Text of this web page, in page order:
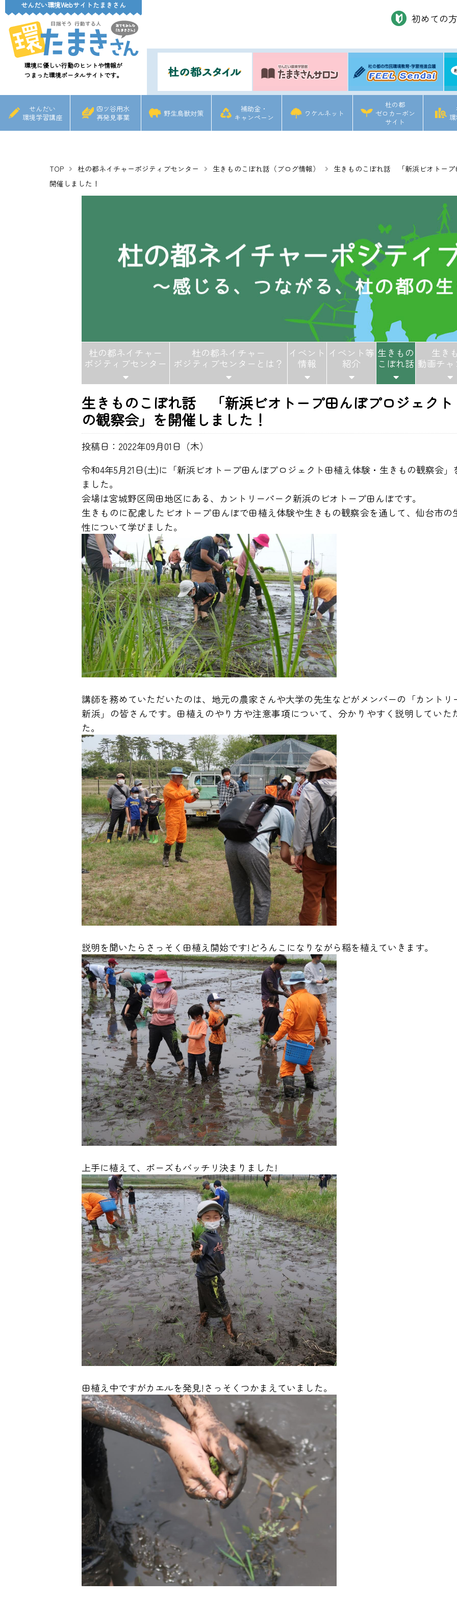
せんだい環境Webサイトたまきさん
環境に優しい行動のヒントや情報が
つまった環境ポータルサイトです。
初めての
せんだい
環境学習講座
四ツ谷用水
再発見事業
野生鳥獣対策
補助金・
キャンペーン
ワケルネット
杜の都
ゼロカーボン
サイト
TOP 杜の都ネイチャーポジティブセンター 生きものこぼれ話（ブログ情報）
生きものこぼれ話 「新浜ビオトー
開催しました！
杜の都ネイチャー
ポジティブセンター
杜の都ネイチャー
ポジティブセンターとは？
イベント
情報
イベント等
紹介
生きもの
こぼれ話
生き
動画チ
生きものこぼれ話 「新浜ビオトープ田んぼプロジェク
の観察会」を開催しました！
投稿日：2022年09月01日（木）
令和4年5月21日(土)に「新浜ビオトープ田んぼプロジェクト田植え体験・生きもの観察会」
ました。
会場は宮城野区岡田地区にある、カントリーパーク新浜のビオトープ田んぼです。
生きものに配慮したビオトープ田んぼで田植え体験や生きもの観察会を通して、仙台市の
性について学びました。
講師を務めていただいたのは、地元の農家さんや大学の先生などがメンバーの「カントリ
新浜」の皆さんです。田植えのやり方や注意事項について、分かりやすく説明していた
た。
説明を聞いたらさっそく田植え開始です!どろんこになりながら稲を植えていきます。
上手に植えて、ポーズもバッチリ決まりました!
田植え中ですがカエルを発見!さっそくつかまえていました。